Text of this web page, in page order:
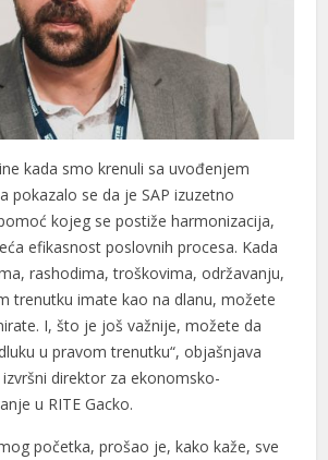
kada smo krenuli sa uvođenjem
pokazalo se da je SAP izuzetno
kojeg se postiže harmonizacija,
efikasnost poslovnih procesa. Kada
rashodima, troškovima, održavanju,
trenutku imate kao na dlanu, možete
I, što je još važnije, možete da
u pravom trenutku“, objašnjava
direktor za ekonomsko-
u RITE Gacko.
početka, prošao je, kako kaže, sve